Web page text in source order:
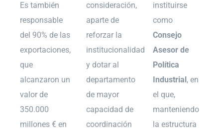
Es también
responsable
del 90% de las
exportaciones,
que
alcanzaron un
valor de
350.000
millones € en
consideración,
aparte de
reforzar la
institucionalidad
y dotar al
departamento
de mayor
capacidad de
coordinación
instituirse
como
Consejo
Asesor de
Política
Industrial , en
el que,
manteniendo
la estructura